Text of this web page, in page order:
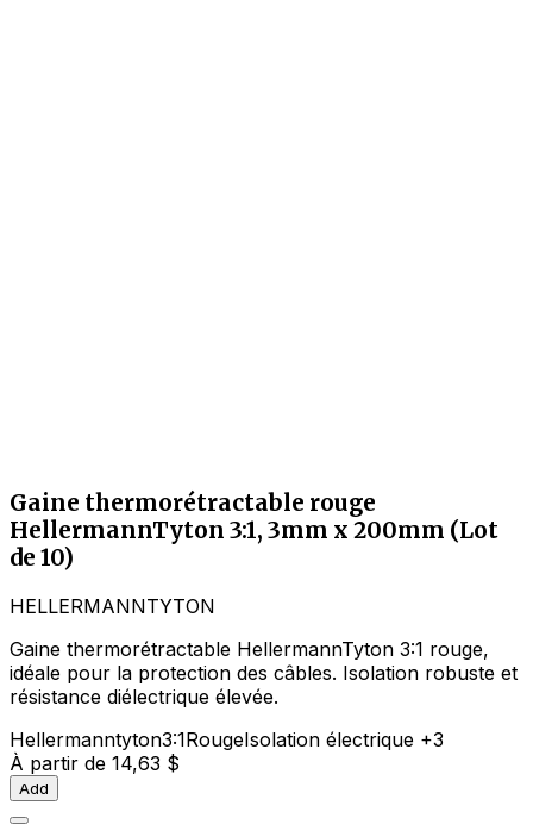
Gaine thermorétractable rouge
HellermannTyton 3:1, 3mm x 200mm (Lot
de 10)
HELLERMANNTYTON
Gaine thermorétractable HellermannTyton 3:1 rouge,
idéale pour la protection des câbles. Isolation robuste et
résistance diélectrique élevée.
Hellermanntyton3:1RougeIsolation électrique +3
À partir de 14,63 $
Add